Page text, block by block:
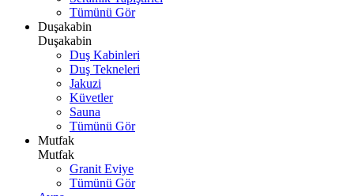
Tümünü Gör
Duşakabin
Duşakabin
Duş Kabinleri
Duş Tekneleri
Jakuzi
Küvetler
Sauna
Tümünü Gör
Mutfak
Mutfak
Granit Eviye
Tümünü Gör